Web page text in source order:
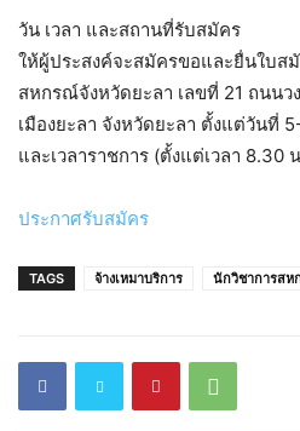
วัน เวลา และสถานที่รับสมัคร
ให้ผู้ประสงค์จะสมัครขอและยื่นใบส
สหกรณ์จังหวัดยะลา เลขที่ 21 ถนนว
เมืองยะลา จังหวัดยะลา ตั้งแต่วันที่
และเวลาราชการ (ตั้งแต่เวลา 8.30
ประกาศรับสมัคร
TAGS จ้างเหมาบริการ นักวิชาการสห